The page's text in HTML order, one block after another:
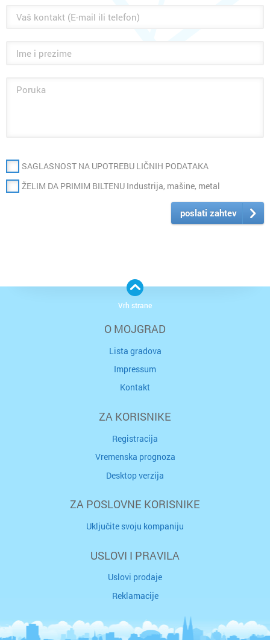
SAGLASNOST NA UPOTREBU LIČNIH PODATAKA
ŽELIM DA PRIMIM BILTENU Industrija, mašine, metal
poslati zahtev
O MOJGRAD
Lista gradova
Impressum
Kontakt
ZA KORISNIKE
Registracija
Vremenska prognoza
Desktop verzija
ZA POSLOVNE KORISNIKE
Uključite svoju kompaniju
USLOVI I PRAVILA
Uslovi prodaje
Reklamacije
Vrh strane